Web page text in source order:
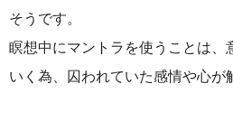
そうです。
瞑想中にマントラを使うことは、
いく為、囚われていた感情や心が